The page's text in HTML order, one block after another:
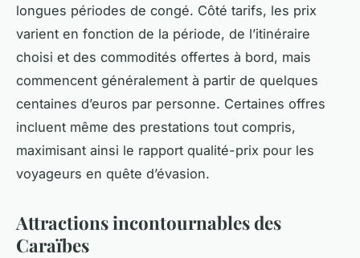
longues périodes de congé. Côté tarifs, les prix
varient en fonction de la période, de l’itinéraire
choisi et des commodités offertes à bord, mais
commencent généralement à partir de quelques
centaines d’euros par personne. Certaines offres
incluent même des prestations tout compris,
maximisant ainsi le rapport qualité-prix pour les
voyageurs en quête d’évasion.
Attractions incontournables des
Caraïbes